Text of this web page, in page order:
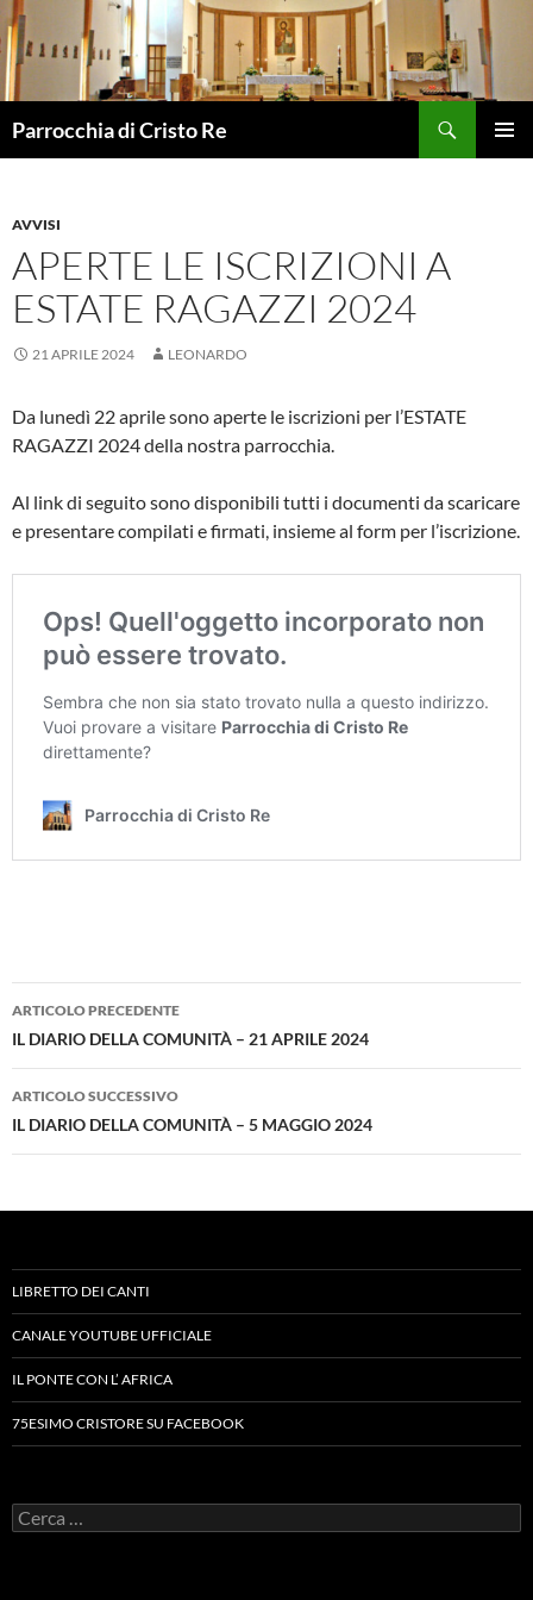
Vai
al
contenuto
Parrocchia di Cristo Re
AVVISI
APERTE LE ISCRIZIONI A
ESTATE RAGAZZI 2024
21 APRILE 2024 LEONARDO
Da lunedì 22 aprile sono aperte le iscrizioni per l’ESTATE
RAGAZZI 2024 della nostra parrocchia.
Al link di seguito sono disponibili tutti i documenti da scaricare
e presentare compilati e firmati, insieme al form per l’iscrizione.
Navigazione
articolo
ARTICOLO PRECEDENTE
IL DIARIO DELLA COMUNITÀ – 21 APRILE 2024
ARTICOLO SUCCESSIVO
IL DIARIO DELLA COMUNITÀ – 5 MAGGIO 2024
LIBRETTO DEI CANTI
CANALE YOUTUBE UFFICIALE
IL PONTE CON L’ AFRICA
75ESIMO CRISTORE SU FACEBOOK
Ricerca
per: